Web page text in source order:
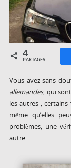
4
PARTAGES
Vous avez sans
allemandes, qui
les autres ;
même qu’elles
problèmes, une
autre.